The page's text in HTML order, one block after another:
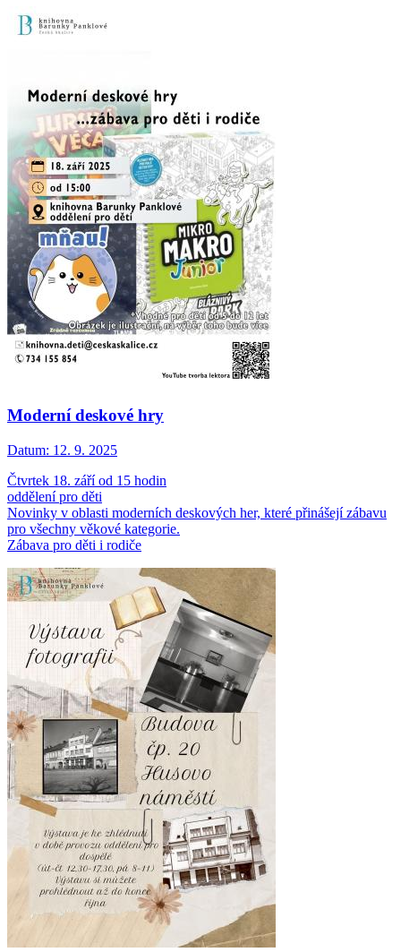
Moderní deskové hry
Datum: 12. 9. 2025
Čtvrtek 18. září od 15 hodin
oddělení pro děti
Novinky v oblasti moderních deskových her, které přinášejí zábavu
pro všechny věkové kategorie.
Zábava pro děti i rodiče